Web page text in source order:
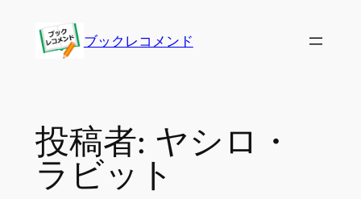
ブックレコメンド
投稿者: ヤシロ・
ラビット